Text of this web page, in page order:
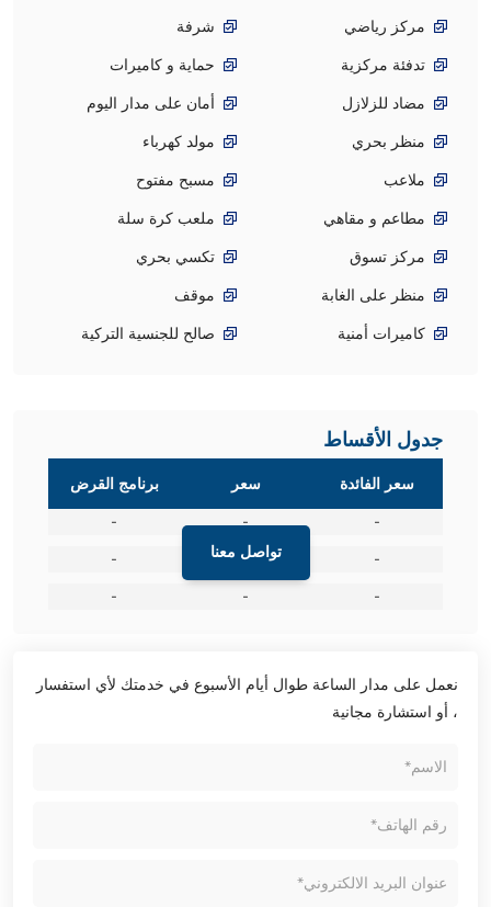
مركز رياضي
شرفة
تدفئة مركزية
حماية و كاميرات
مضاد للزلازل
أمان على مدار اليوم
منظر بحري
مولد كهرباء
ملاعب
مسبح مفتوح
مطاعم و مقاهي
ملعب كرة سلة
مركز تسوق
تكسي بحري
منظر على الغابة
موقف
كاميرات أمنية
صالح للجنسية التركية
جدول الأقساط
تواصل معنا
سعر الفائدة سعر
برنامج القرض
-
-
-
-
-
-
-
-
-
نعمل على مدار الساعة طوال أيام الأسبوع في خدمتك لأي استفسار
، أو استشارة مجانية